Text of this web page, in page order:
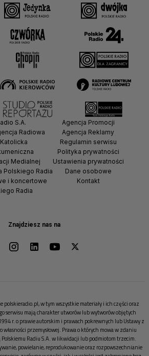
Znajdziesz nas na
S.A.
Radiowa
Medialnej
Polskiego Radia
i koncertowe
Radia
Agencja Promocji
Agencja Reklamy
Regulamin serwisu
Polityka prywatności
Ustawienia prywatności
Dane osobowe
Kontakt
polskieradio.pl, w tym wszystkie materiały i ich części oraz
serwisu mają charakter utworów lub wytworów objętych
r. o prawie autorskim i prawach pokrewnych lub Ustawy z
własności przemysłowej. Prawa o których mowa w zdaniu
Radiu S.A. w likwidacji lub podmiotom trzecim.
powielanie, reprodukowanie oraz rozpowszechnianie